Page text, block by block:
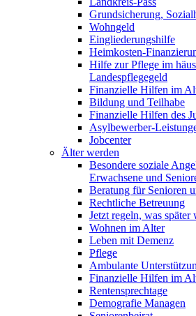
Grundsicherung,
Wohngeld
Eingliederungshilfe
Heimkosten-
Hilfe zur Pflege im
Landespflegegeld
Finanzielle Hilfen im
Bildung und Teilhabe
Finanzielle Hilfen des
Asylbewerber-
Jobcenter
Älter werden
Besondere soziale
Erwachsene und
Beratung für Senioren
Rechtliche Betreuung
Jetzt regeln, was später
Wohnen im Alter
Leben mit Demenz
Pflege
Ambulante
Finanzielle Hilfen im
Rentensprechtage
Demografie Managen